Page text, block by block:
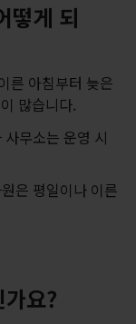
떻게 되
른 아침부터 늦은
많습니다.
사무소는 운영 시
은 평일이나 이른
요?